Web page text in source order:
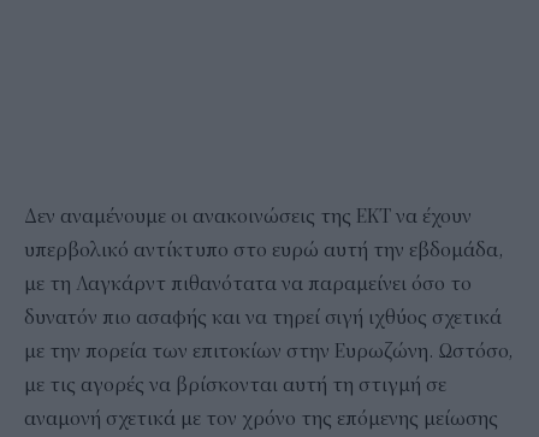
Δεν αναμένουμε οι ανακοινώσεις της ΕΚΤ να έχουν
υπερβολικό αντίκτυπο στο ευρώ αυτή την εβδομάδα,
με τη Λαγκάρντ πιθανότατα να παραμείνει όσο το
δυνατόν πιο ασαφής και να τηρεί σιγή ιχθύος σχετικά
με την πορεία των επιτοκίων στην Ευρωζώνη. Ωστόσο,
με τις αγορές να βρίσκονται αυτή τη στιγμή σε
αναμονή σχετικά με τον χρόνο της επόμενης μείωσης